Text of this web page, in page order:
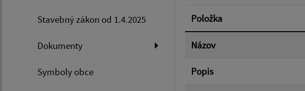
Stavebný zákon od 1.4.2025
Dokumenty
Symboly obce
Filtrovať
Položka
Názov
Popis